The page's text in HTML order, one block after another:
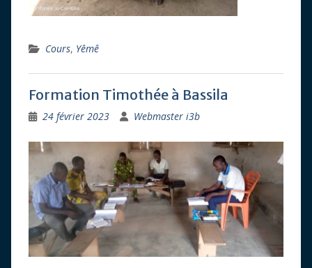
Cours, Yêmê
Formation Timothée à Bassila
24 février 2023 Webmaster i3b